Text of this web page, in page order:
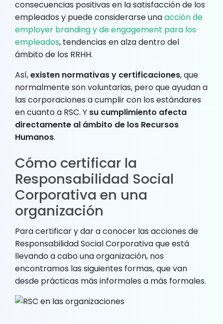
consecuencias positivas en la satisfacción de los
empleados y puede considerarse unaacción de
employer branding y de engagement para los
empleados, tendencias en alza dentro del
ámbito de los RRHH.
Así,existen normativas y certificaciones, que
normalmente son voluntarias, pero que ayudan a
las corporaciones a cumplir con los estándares
en cuanto a RSC. Y su cumplimiento afecta
directamente al ámbito de los Recursos
Humanos.
Cómo certificar la
Responsabilidad Social
Corporativa en una
organización
Para certificar y dar a conocer las acciones de
Responsabilidad Social Corporativa que está
llevando a cabo una organización, nos
encontramos las siguientes formas, que van
desde prácticas más informales a más formales.